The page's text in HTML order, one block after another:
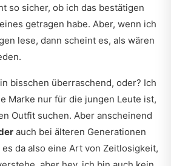
so sicher, ob ich das bestätigen
getragen habe. Aber, wenn ich
lese, dann scheint es, als wären
bisschen überraschend, oder? Ich
Marke nur für die jungen Leute ist,
Outfit suchen. Aber anscheinend
auch bei älteren Generationen
da also eine Art von Zeitlosigkeit,